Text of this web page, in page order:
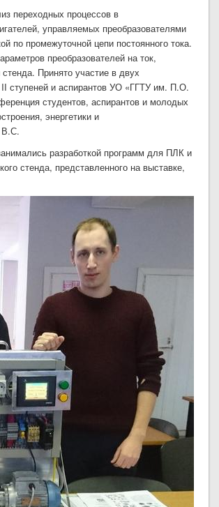
переходных процессов в
управляемых преобразователями
по промежуточной цепи постоянного тока.
преобразователей на ток,
Принято участие в двух
ступеней и аспирантов УО «ГГТУ им. П.О.
студентов, аспирантов и молодых
энергетики и
В.С.
разработкой программ для ПЛК и
стенда, представленного на выставке,